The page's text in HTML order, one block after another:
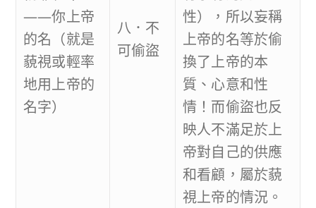
——你上帝
的名（就是
藐視或輕率
地用上帝的
名字）
八．不
可偷盜
性），所以妄稱
上帝的名等於偷
換了上帝的本
質、心意和性
情！而偷盜也反
映人不滿足於上
帝對自己的供應
和看顧，屬於藐
視上帝的情況。